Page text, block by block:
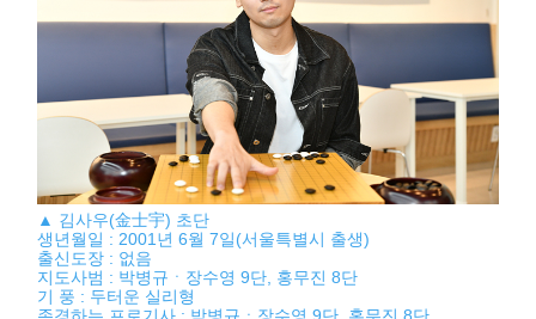
▲ 김사우(金士宇) 초단
생년월일 : 2001년 6월 7일(서울특별시 출생)
출신도장 : 없음
지도사범 : 박병규ㆍ장수영 9단, 홍무진 8단
기 풍 : 두터운 실리형
존경하는 프로기사 : 박병규ㆍ장수영 9단, 홍무진 8단